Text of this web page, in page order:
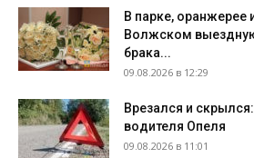
В парке, оранжерее
Волжском
брака...
09.08.2026 в 12:29
Врезался и
водителя Опеля
09.08.2026 в 11:01